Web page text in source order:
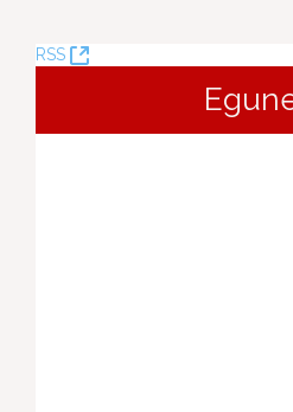
RSS
(Opens